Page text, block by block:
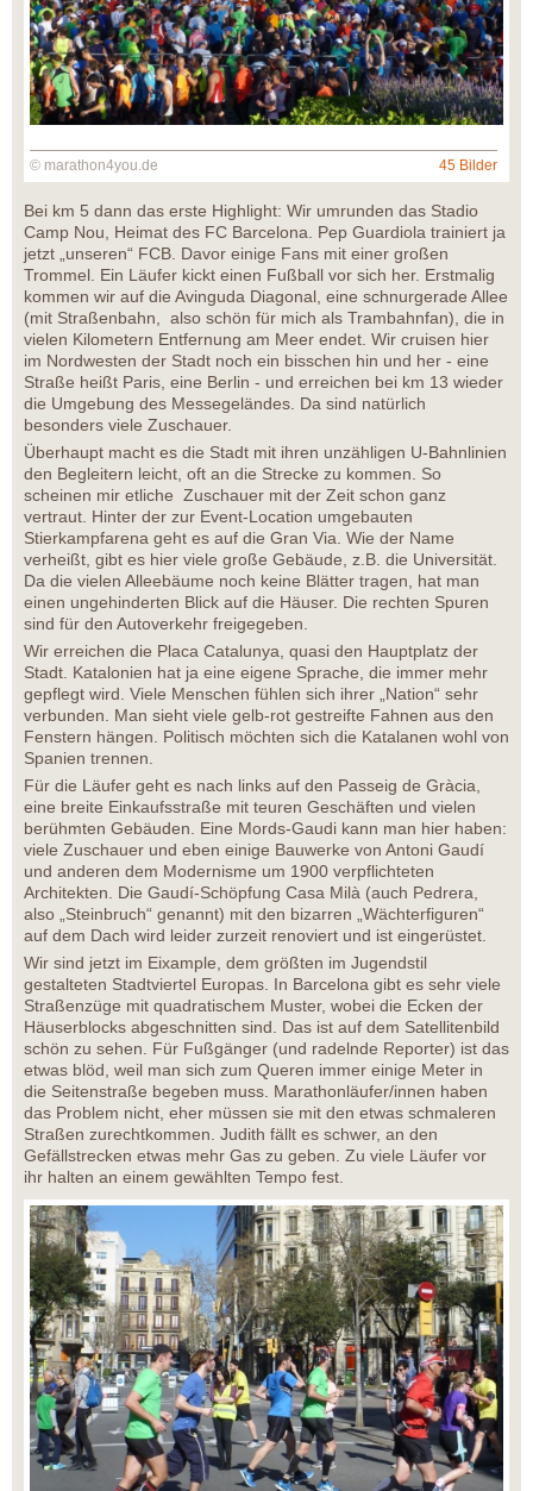
© marathon4you.de 45 Bilder
Bei km 5 dann das erste Highlight: Wir umrunden das Stadio
Camp Nou, Heimat des FC Barcelona. Pep Guardiola trainiert ja
jetzt „unseren“ FCB. Davor einige Fans mit einer großen
Trommel. Ein Läufer kickt einen Fußball vor sich her. Erstmalig
kommen wir auf die Avinguda Diagonal, eine schnurgerade Allee
(mit Straßenbahn, also schön für mich als Trambahnfan), die in
vielen Kilometern Entfernung am Meer endet. Wir cruisen hier
im Nordwesten der Stadt noch ein bisschen hin und her - eine
Straße heißt Paris, eine Berlin - und erreichen bei km 13 wieder
die Umgebung des Messegeländes. Da sind natürlich
besonders viele Zuschauer.
Überhaupt macht es die Stadt mit ihren unzähligen U-Bahnlinien
den Begleitern leicht, oft an die Strecke zu kommen. So
scheinen mir etliche Zuschauer mit der Zeit schon ganz
vertraut. Hinter der zur Event-Location umgebauten
Stierkampfarena geht es auf die Gran Via. Wie der Name
verheißt, gibt es hier viele große Gebäude, z.B. die Universität.
Da die vielen Alleebäume noch keine Blätter tragen, hat man
einen ungehinderten Blick auf die Häuser. Die rechten Spuren
sind für den Autoverkehr freigegeben.
Wir erreichen die Placa Catalunya, quasi den Hauptplatz der
Stadt. Katalonien hat ja eine eigene Sprache, die immer mehr
gepflegt wird. Viele Menschen fühlen sich ihrer „Nation“ sehr
verbunden. Man sieht viele gelb-rot gestreifte Fahnen aus den
Fenstern hängen. Politisch möchten sich die Katalanen wohl von
Spanien trennen.
Für die Läufer geht es nach links auf den Passeig de Gràcia,
eine breite Einkaufsstraße mit teuren Geschäften und vielen
berühmten Gebäuden. Eine Mords-Gaudi kann man hier haben:
viele Zuschauer und eben einige Bauwerke von Antoni Gaudí
und anderen dem Modernisme um 1900 verpflichteten
Architekten. Die Gaudí-Schöpfung Casa Milà (auch Pedrera,
also „Steinbruch“ genannt) mit den bizarren „Wächterfiguren“
auf dem Dach wird leider zurzeit renoviert und ist eingerüstet.
Wir sind jetzt im Eixample, dem größten im Jugendstil
gestalteten Stadtviertel Europas. In Barcelona gibt es sehr viele
Straßenzüge mit quadratischem Muster, wobei die Ecken der
Häuserblocks abgeschnitten sind. Das ist auf dem Satellitenbild
schön zu sehen. Für Fußgänger (und radelnde Reporter) ist das
etwas blöd, weil man sich zum Queren immer einige Meter in
die Seitenstraße begeben muss. Marathonläufer/innen haben
das Problem nicht, eher müssen sie mit den etwas schmaleren
Straßen zurechtkommen. Judith fällt es schwer, an den
Gefällstrecken etwas mehr Gas zu geben. Zu viele Läufer vor
ihr halten an einem gewählten Tempo fest.